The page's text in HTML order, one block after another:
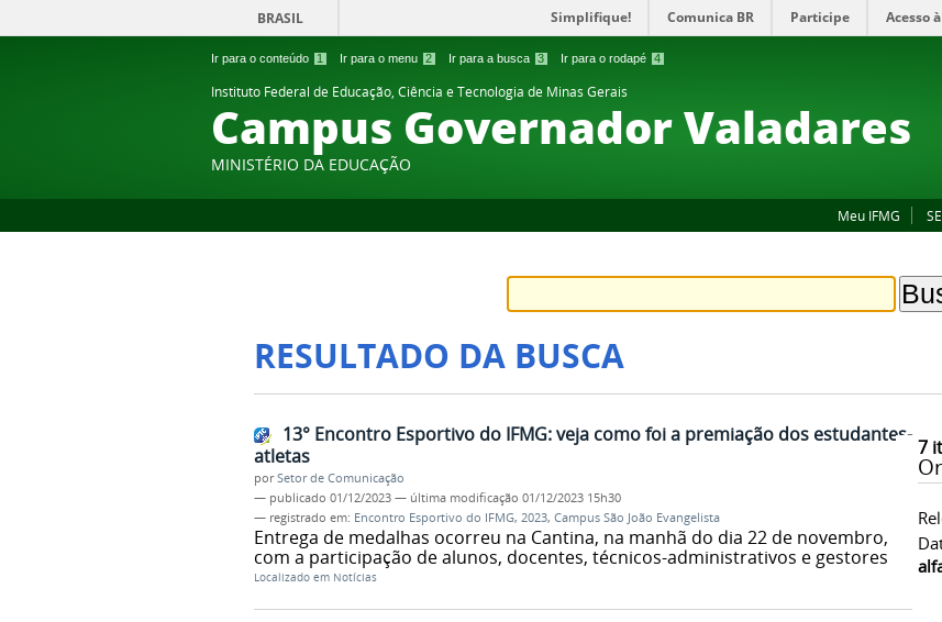
Ir para o conteúdo 1 Ir para o menu 2 Ir para a busca 3 Ir para o rodapé 4
BRASIL Simplifique! Comunica BR Participe Acesso
Instituto Federal de Educação, Ciência e Tecnologia de Minas Gerais
Campus Governador Valadares
MINISTÉRIO DA EDUCAÇÃO
Meu IFMG
RESULTADO DA BUSCA
7
13° Encontro Esportivo do IFMG: veja como foi a premiação dos estudantes-
atletas
porSetor de Comunicação
— publicado 01/12/2023 — última modificação 01/12/2023 15h30
— registrado em: Encontro Esportivo do IFMG, 2023, Campus São João Evangelista
Entrega de medalhas ocorreu na Cantina, na manhã do dia 22 de novembro,
com a participação de alunos, docentes, técnicos-administrativos e gestores
Localizado em Notícias